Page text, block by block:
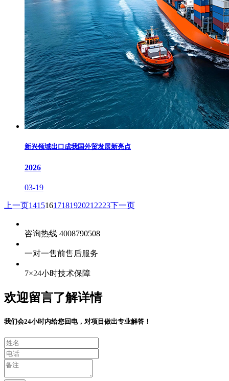
新兴领域出口成我国外贸发展新亮点
2026
03-19
上一页1415161718192021 2223下一页
咨询热线 4008790508
一对一售前售后服务
7×24小时技术保障
欢迎留言了解详情
我们会24小时内给您回电，对项目做出专业解答！